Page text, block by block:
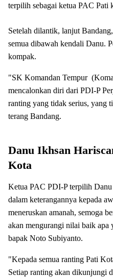
terpilih sebagai ketua PAC Pati
Setelah dilantik, lanjut
semua dibawah kendali Danu.
kompak.
"SK Komandan Tempur
mencalonkan diri dari PDI-P
ranting yang tidak serius, yang
terang Bandang.
Danu Ikhsan
Kota
Ketua PAC PDI-P terpilih
dalam keterangannya kepada
meneruskan amanah, semoga
akan mengurangi nilai baik apa
bapak Noto Subiyanto.
"Kepada semua ranting Pati
Setiap ranting akan dikunjungi